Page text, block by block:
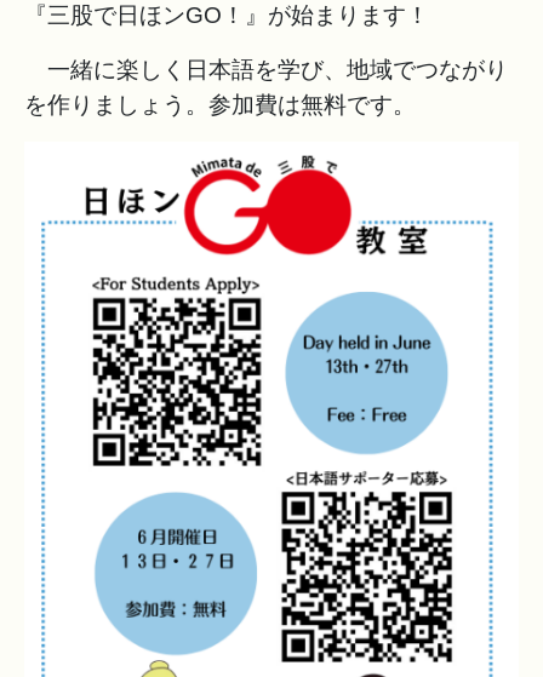
『三股で日ほンGO！』が始まります！
一緒に楽しく日本語を学び、地域でつながり
を作りましょう。参加費は無料です。